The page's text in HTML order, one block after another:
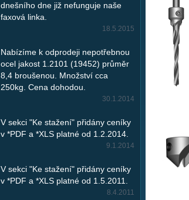
dnešního dne již nefunguje naše
faxová linka.
18.5.2015
Nabízíme k odprodeji nepotřebnou
ocel jakost 1.2101 (19452) průměr
8,4 broušenou. Množství cca
250kg. Cena dohodou.
30.1.2014
V sekci "Ke stažení" přidány ceníky
v *PDF a *XLS platné od 1.2.2014.
9.1.2014
V sekci "Ke stažení" přidány ceníky
v *PDF a *XLS platné od 1.5.2011.
8.4.2011